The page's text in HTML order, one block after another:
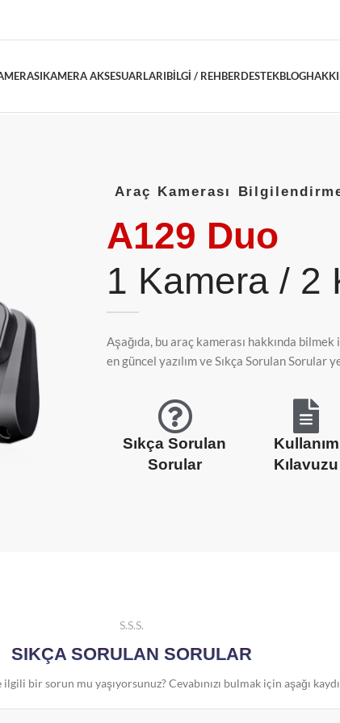
İç ve Arka Araç Kamerası (3 Kamera)
Kamera
KAMERA AKSESUARLARIBILGI / REHBERDESTEKBLOG
Araç Kamerası
A129 Duo
1 Kamera / 2
Aşağıda, bu araç kamerası hakkında
en güncel yazılım ve Sıkça Sorulan Sorular
Sıkça Sorulan
Sorular
Kullanım
Kılavuzu
S.S.S.
SIKÇA SORULAN SORULAR
bir sorun mu yaşıyorsunuz? Cevabınızı bulmak için aşağı